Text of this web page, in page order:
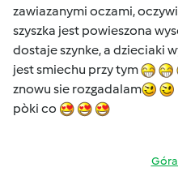
zawiazanymi oczami,
szyszka jest powieszona
dostaje szynke, a dzieciaki
jest smiechu przy tym
znowu sie rozgadalam
pòki co